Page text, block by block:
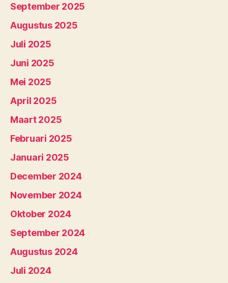
September 2025
Augustus 2025
Juli 2025
Juni 2025
Mei 2025
April 2025
Maart 2025
Februari 2025
Januari 2025
December 2024
November 2024
Oktober 2024
September 2024
Augustus 2024
Juli 2024